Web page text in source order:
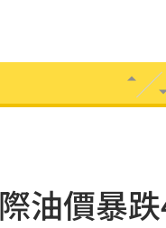
油價暴